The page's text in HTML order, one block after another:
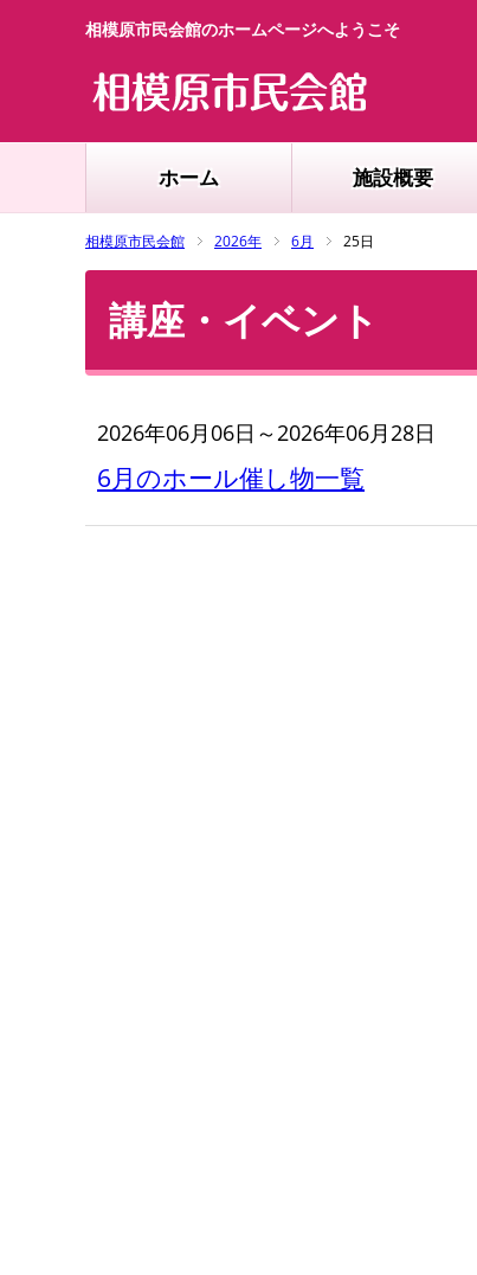
相模原市民会館のホームページへようこそ
ホーム 施設概要
相模原市民会館 2026年 6月 25日
講座・イベント
2026年06月06日～2026年06月28日
6月のホール催し物一覧